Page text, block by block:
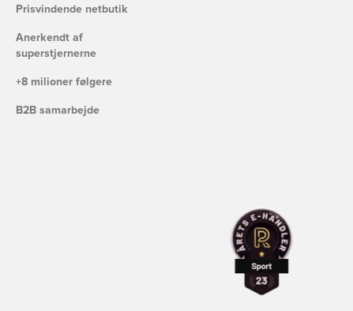
Prisvindende netbutik
Anerkendt af
superstjernerne
+8 milioner følgere
B2B samarbejde